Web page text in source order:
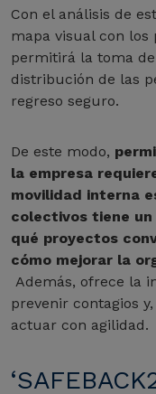
Con el análisis de
mapa visual con
permitirá la toma
distribución de las
regreso seguro.
De este modo,
la empresa
movilidad interna
colectivos tiene
qué proyectos
cómo mejorar la
Además, ofrece la
prevenir contagios
actuar con agilidad.